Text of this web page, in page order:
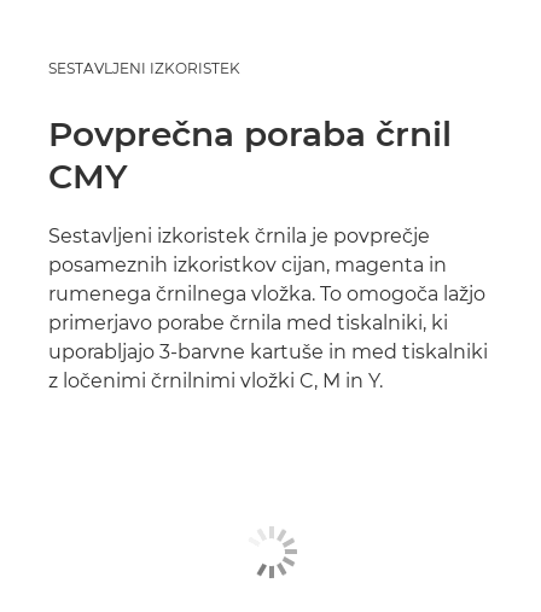
SESTAVLJENI IZKORISTEK
Povprečna poraba črnil
CMY
Sestavljeni izkoristek črnila je povprečje
posameznih izkoristkov cijan, magenta in
rumenega črnilnega vložka. To omogoča lažjo
primerjavo porabe črnila med tiskalniki, ki
uporabljajo 3-barvne kartuše in med tiskalniki
z ločenimi črnilnimi vložki C, M in Y.